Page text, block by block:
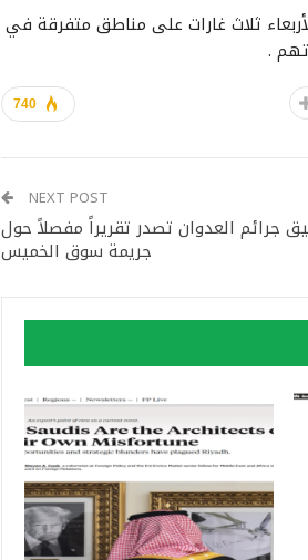
ثلاث غارات على مناطق متفرقة في
.
740
NEXT POST
جرائم العدوان تصدر تقريراً مفصلاً حول
جريمة سوق الخميس